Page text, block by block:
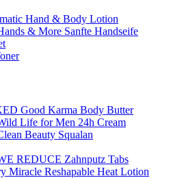
Hand & Body Lotion
& More Sanfte Handseife
Good Karma Body Butter
Life for Men 24h Cream
Beauty Squalan
REDUCE Zahnputz Tabs
Miracle Reshapable Heat Lotion